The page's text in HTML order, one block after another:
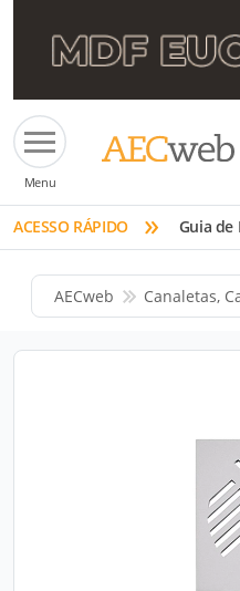
Menu
ACESSO RÁPIDO » Guia
AECweb Canaletas,